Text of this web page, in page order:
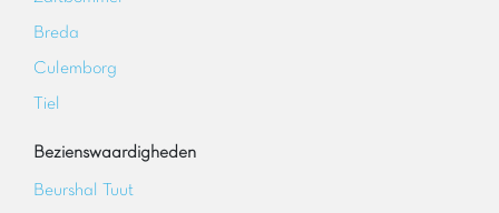
Breda
Culemborg
Tiel
Bezienswaardigheden
Beurshal Tuut